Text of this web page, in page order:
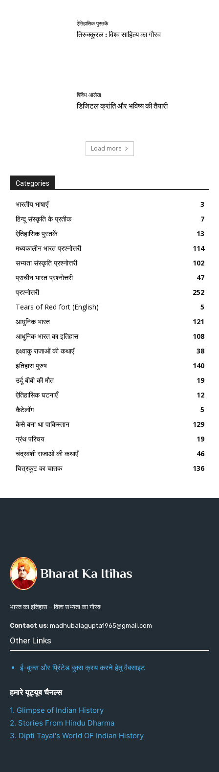
ऐतिहासिक पुस्तकें
तिरुक्कुरल : विश्व साहित्य का गौरव
विविध आलेख
डिजिटल क्रांति और भविष्य की तैयारी
Load more
Categories
भारतीय भाषाएँ
3
हिन्दू संस्कृति के प्रतीक
7
ऐतिहासिक पुस्तकें
13
मध्यकालीन भारत प्रश्नोत्तरी
114
सभ्यता संस्कृति प्रश्नोत्तरी
102
प्राचीन भारत प्रश्नोत्तरी
47
प्रश्नोत्तरी
252
Tears of Red fort (English)
5
आधुनिक भारत
121
आधुनिक भारत का इतिहास
108
इक्ष्वाकु राजाओं की कथाएँ
38
इतिहास पुरुष
140
उर्दू बीबी की मौत
19
ऐतिहासिक घटनाएँ
12
कैटेलॉग
5
कैसे बना था पाकिस्तान
129
ग्रंथ परिचय
19
चंद्रवंशी राजाओं की कथाएँ
46
चित्रकूट का चातक
136
भारत का इतिहास – विश्व सभ्यता का गौरव!
Contact us: madhubalagupta1965@gmail.com
Other Links
ई-बुक्स और प्रिंटेड बुक्स क्रय करने हेतु वैबसाइट
हमारे यूट्यूब चैनल्स
1. Glimpse of Indian History
2. Stories From Hindu Dharma
3. Dipti Tayal's World OF Indian History